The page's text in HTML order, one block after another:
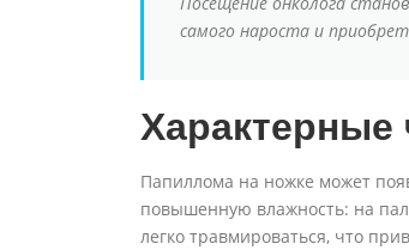
самого нароста и
Папиллома на ножке может
повышенную влажность: на
легко травмироваться, что